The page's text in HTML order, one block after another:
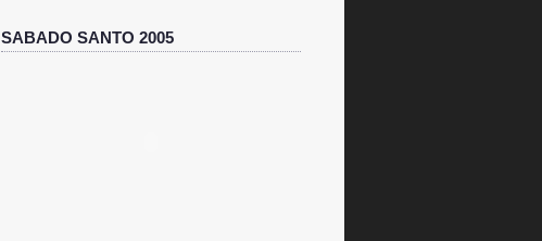
SABADO SANTO 2005